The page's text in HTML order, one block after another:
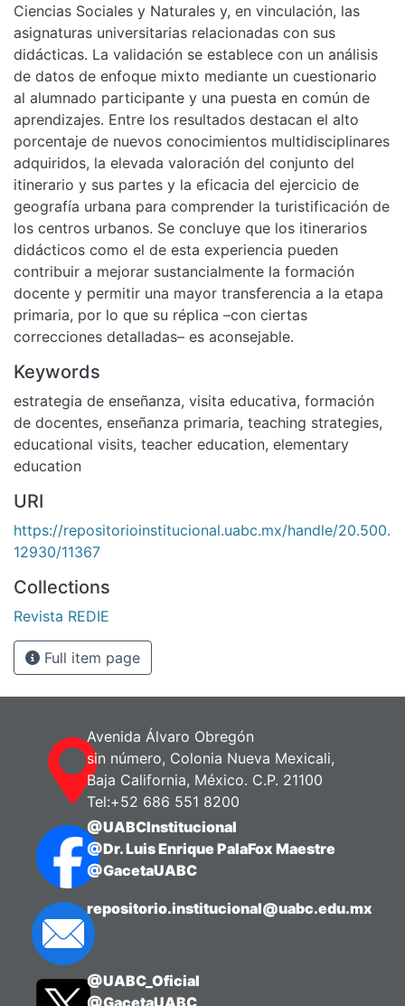
Ciencias Sociales y Naturales y, en vinculación, las
asignaturas universitarias relacionadas con sus
didácticas. La validación se establece con un análisis
de datos de enfoque mixto mediante un cuestionario
al alumnado participante y una puesta en común de
aprendizajes. Entre los resultados destacan el alto
porcentaje de nuevos conocimientos multidisciplinares
adquiridos, la elevada valoración del conjunto del
itinerario y sus partes y la eficacia del ejercicio de
geografía urbana para comprender la turistificación de
los centros urbanos. Se concluye que los itinerarios
didácticos como el de esta experiencia pueden
contribuir a mejorar sustancialmente la formación
docente y permitir una mayor transferencia a la etapa
primaria, por lo que su réplica –con ciertas
correcciones detalladas– es aconsejable.
Keywords
estrategia de enseñanza, visita educativa, formación
de docentes, enseñanza primaria, teaching strategies,
educational visits, teacher education, elementary
education
URI
https://repositorioinstitucional.uabc.mx/handle/20.500.
12930/11367
Collections
Revista REDIE
Full item page
Avenida Álvaro Obregón
sin número, Colonia Nueva Mexicali,
Baja California, México. C.P. 21100
Tel:+52 686 551 8200
@UABCInstitucional
@Dr. Luis Enrique PalaFox Maestre
@GacetaUABC
repositorio.institucional@uabc.edu.mx
@UABC_Oficial